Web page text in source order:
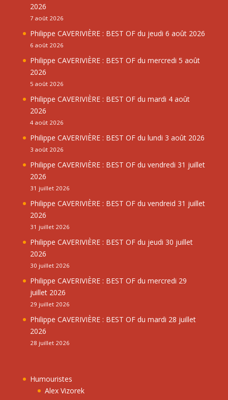
2026
7 août 2026
Philippe CAVERIVIÈRE : BEST OF du jeudi 6 août 2026
6 août 2026
Philippe CAVERIVIÈRE : BEST OF du mercredi 5 août
2026
5 août 2026
Philippe CAVERIVIÈRE : BEST OF du mardi 4 août
2026
4 août 2026
Philippe CAVERIVIÈRE : BEST OF du lundi 3 août 2026
3 août 2026
Philippe CAVERIVIÈRE : BEST OF du vendredi 31 juillet
2026
31 juillet 2026
Philippe CAVERIVIÈRE : BEST OF du vendreid 31 juillet
2026
31 juillet 2026
Philippe CAVERIVIÈRE : BEST OF du jeudi 30 juillet
2026
30 juillet 2026
Philippe CAVERIVIÈRE : BEST OF du mercredi 29
juillet 2026
29 juillet 2026
Philippe CAVERIVIÈRE : BEST OF du mardi 28 juillet
2026
28 juillet 2026
Humouristes
Alex Vizorek